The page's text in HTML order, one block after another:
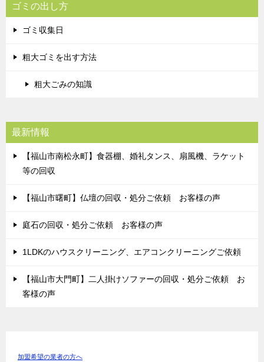
ゴミの出し方
ゴミ収集日
粗大ゴミを出す方法
粗大ごみの知識
最新情報
【福山市南松永町】食器棚、婚礼タンス、扇風機、ラケット
等の回収
【福山市曙町】仏壇の回収・処分ご依頼 お客様の声
庭石の回収・処分ご依頼 お客様の声
1LDKのハウスクリーニング、エアコンクリーニングご依頼
【福山市大門町】二人掛けソファーの回収・処分ご依頼 お
客様の声
加盟希望の業者の方へ